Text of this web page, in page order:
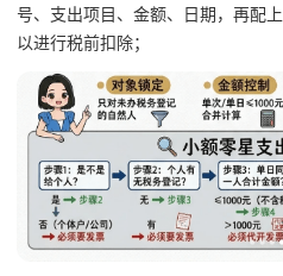
号、支出项目、金额、日期，再配
以进行税前扣除；